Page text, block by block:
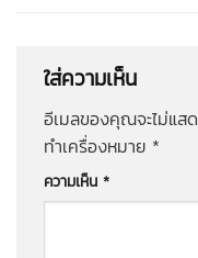
ใส่ความเห็น
อีเมลของคุณจะไม่แส
ทำเครื่องหมาย *
ความเห็น *